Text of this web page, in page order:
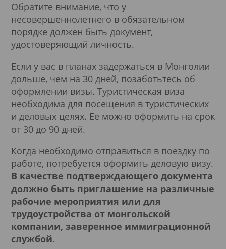
Обратите внимание, что у
несовершеннолетнего в обязательном
порядке должен быть документ,
удостоверяющий личность.
Если у вас в планах задержаться в Монголии
дольше, чем на 30 дней, позаботьтесь об
оформлении визы. Туристическая виза
необходима для посещения в туристических
и деловых целях. Ее можно оформить на срок
от 30 до 90 дней.
Когда необходимо отправиться в поездку по
работе, потребуется оформить деловую визу.
В качестве подтверждающего документа
должно быть приглашение на различные
рабочие мероприятия или для
трудоустройства от монгольской
компании, заверенное иммиграционной
службой.